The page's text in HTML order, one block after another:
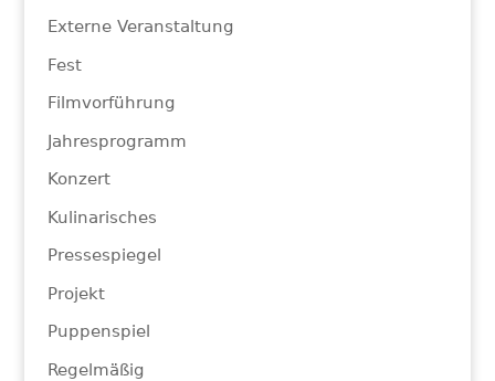
Externe Veranstaltung
Fest
Filmvorführung
Jahresprogramm
Konzert
Kulinarisches
Pressespiegel
Projekt
Puppenspiel
Regelmäßig